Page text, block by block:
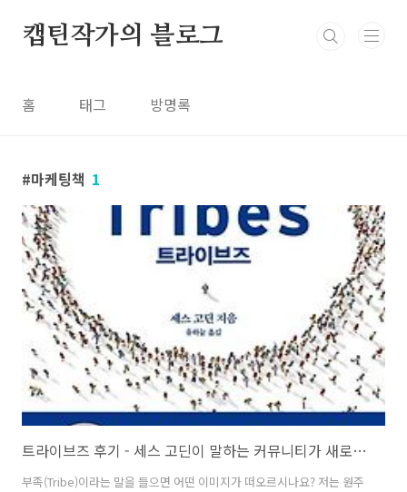
캡틴작가의 블로그
홈 태그 방명록
마케팅책 1
트라이브즈 후기 - 세스 고딘이 말하는 커뮤니티가 새로운 성공의 열쇠인 이유
부족(Tribe)이라는 말을 들으면 어떤 이미지가 떠오르시나요? 저는 원주